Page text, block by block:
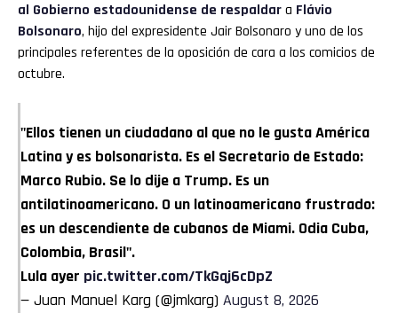
al Gobierno estadounidense de respaldara Flávio
Bolsonaro, hijo del expresidente Jair Bolsonaro y uno de los
principales referentes de la oposición de cara a los comicios de
octubre.
"Ellos tienen un ciudadano al que no le gusta América
Latina y es bolsonarista. Es el Secretario de Estado:
Marco Rubio. Se lo dije a Trump. Es un
antilatinoamericano. O un latinoamericano frustrado:
es un descendiente de cubanos de Miami. Odia Cuba,
Colombia, Brasil".
Lula ayer pic.twitter.com/TkGqj6cDpZ
— Juan Manuel Karg (@jmkarg) August 8, 2026